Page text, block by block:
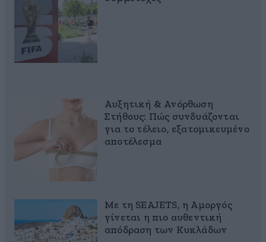
Αυξητική & Ανόρθωση
Στήθους: Πώς συνδυάζονται
για το τέλειο, εξατομικευμένο
αποτέλεσμα
Με τη SEAJETS, η Αμοργός
γίνεται η πιο αυθεντική
απόδραση των Κυκλάδων